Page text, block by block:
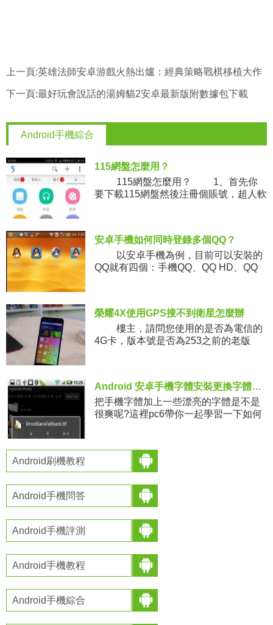
上一頁:英雄法師安卓游戲火熱出爐：經典策略戰棋移植大作
下一頁:最好玩會說話的湯姆貓2安卓最新版附數據包下載
Android手機綜合
115網盤怎麼用？
115網盤怎麼用？ 1、首先你
要下載115網盤然後注冊個賬號，超人軟
安卓手機如何同時登錄多個QQ？
以安卓手機為例，目前可以安裝的
QQ就有四個：手機QQ、QQ HD、QQ
榮耀4X使用GPS搜不到衛星怎麼辦
樓主，請問您使用的是否為電信的
4G卡，版本號是否為253之前的老版
Android 安卓手機字體安裝更換字體方法圖解
把手機字體加上一些漂亮的字體是不是
很爽呢?這裡pc6帶你一起學習一下如何
機需要root
Android刷機教程
Android手機問答
Android手機評測
Android手機教程
Android手機綜合